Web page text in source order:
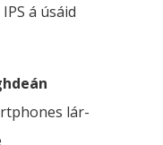
á úsáid
lár-